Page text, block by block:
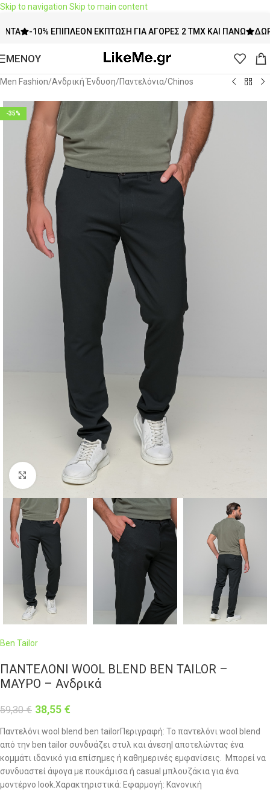
Skip to navigation Skip to main content
-10% ΕΠΙΠΛΈΟΝ ΈΚΠΤΩΣΗ ΓΙΑ ΑΓΟΡΈΣ 2 ΤΜΧ ΚΑΙ ΠΆΝΩ
ΜΕΝΟΥ
Men Fashion/Ανδρική Ένδυση/Παντελόνια/Chinos
-35%
Click to enlarge
Ben Tailor
ΠΑΝΤΕΛΟΝΙ WOOL BLEND BEN TAILOR –
ΜΑΥΡΟ – Ανδρικά
59,30€ 38,55 €
Παντελόνι wool blend ben tailorΠεριγραφή: Το παντελόνι wool blend
από την ben tailor συνδυάζει στυλ και άνεση| αποτελώντας ένα
κομμάτι ιδανικό για επίσημες ή καθημερινές εμφανίσεις. Μπορεί να
συνδυαστεί άψογα με πουκάμισα ή casual μπλουζάκια για ένα
μοντέρνο look.Χαρακτηριστικά: Εφαρμογή: Κανονική